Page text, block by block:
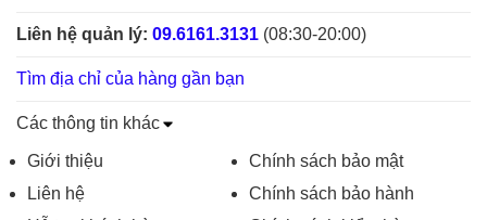
Liên hệ quản lý: 09.6161.3131 (08:30-20:00)
Tìm địa chỉ của hàng gần bạn
Các thông tin khác
Giới thiệu
Liên hệ
Chính sách bảo mật
Chính sách bảo hành